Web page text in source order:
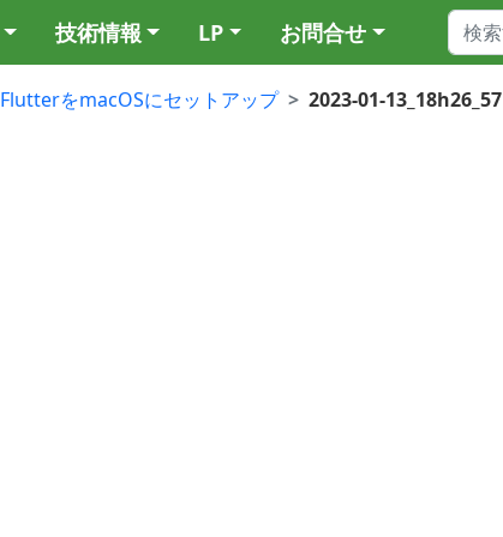
技術情報 LP お問合せ
FlutterをmacOSにセットアップ
2023-01-13_18h26_57